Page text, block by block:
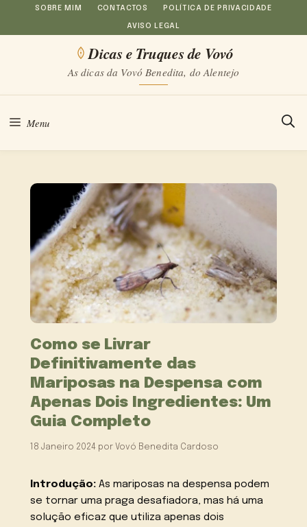
Saltar
para
conteúdo
SOBRE MIM CONTACTOS POLÍTICA DE PRIVACIDADE
AVISO LEGAL
Dicas e Truques de Vovó
As dicas da Vovó Benedita, do Alentejo
Menu
Como se Livrar
Definitivamente das
Mariposas na Despensa com
Apenas Dois Ingredientes: Um
Guia Completo
18 Janeiro 2024 por Vovó Benedita Cardoso
Introdução: As mariposas na despensa podem
se tornar uma praga desafiadora, mas há uma
solução eficaz que utiliza apenas dois